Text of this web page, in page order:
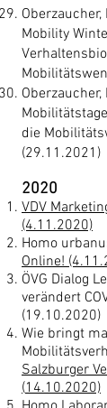
Mobility
die
(29.11.2021)
2020
VDV
(4.11.2020)
Homo
Online!
ÖVG Dialog
verändert
(19.10.2020)
Wie bringt
Salzburger
(14.10.2020)